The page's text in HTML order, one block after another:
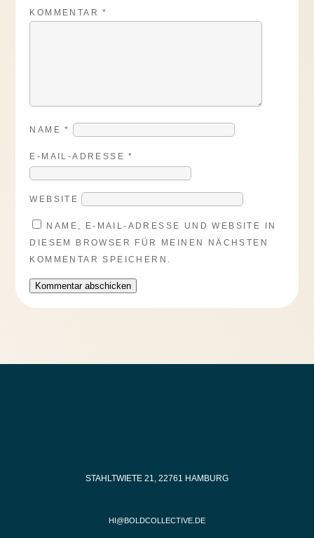
KOMMENTAR*
NAME*
E-MAIL-ADRESSE*
WEBSITE
NAME, E-MAIL-ADRESSE UND WEBSITE IN
DIESEM BROWSER FÜR MEINEN NÄCHSTEN
KOMMENTAR SPEICHERN.
Kommentar abschicken
STAHLTWIETE 21, 22761 HAMBURG
HI@BOLDCOLLECTIVE.DE